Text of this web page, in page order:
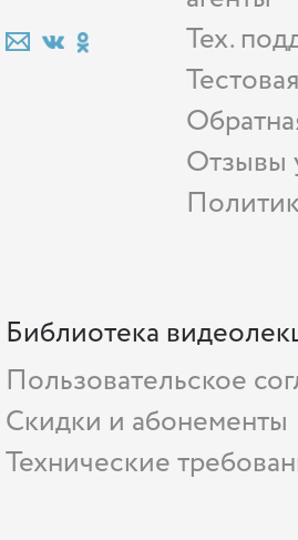
Тех.
Отзывы
Библиотека
Пользовательское
Скидки и абонементы
Технические